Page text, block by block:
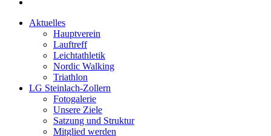
Aktuelles
Hauptverein
Lauftreff
Leichtathletik
Nordic Walking
Triathlon
LG Steinlach-Zollern
Fotogalerie
Unsere Ziele
Satzung und Struktur
Mitglied werden